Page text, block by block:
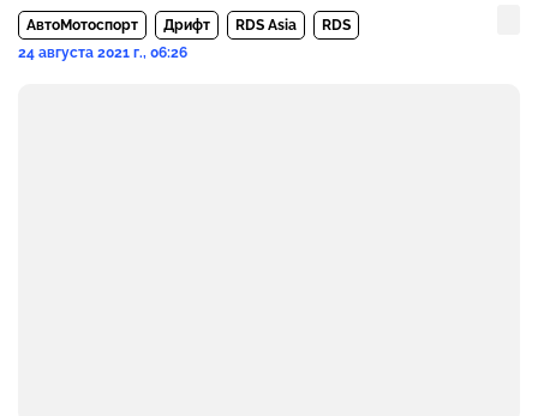
АвтоМотоспорт Дрифт RDS Asia
RDS
24 августа 2021 г., 06:26